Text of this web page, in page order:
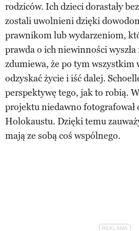
rodziców. Ich dzieci dorastały
zostali uwolnieni dzięki
prawnikom lub wydarzeniom,
prawda o ich niewinności wyszła
zdumiewa, że po tym wszystkim
odzyskać życie i iść dalej.
perspektywę tego, jak to robią.
projektu niedawno fotografował
Holokaustu. Dzięki temu
mają ze sobą coś wspólnego.